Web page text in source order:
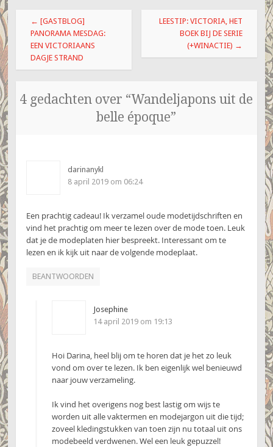
Berichtnavigatie
← [GASTBLOG]
PANORAMA MESDAG:
EEN VICTORIAANS
DAGJE STRAND
LEESTIP: VICTORIA, HET
BOEK BIJ DE SERIE
(+WINACTIE) →
4 gedachten over “Wandeljapons uit de
belle époque”
darinanykl
8 april 2019 om 06:24
Een prachtig cadeau! Ik verzamel oude modetijdschriften en
vind het prachtig om meer te lezen over de mode toen. Leuk
dat je de modeplaten hier bespreekt. Interessant om te
lezen en ik kijk uit naar de volgende modeplaat.
BEANTWOORDEN
Josephine
14 april 2019 om 19:13
Hoi Darina, heel blij om te horen dat je het zo leuk
vond om over te lezen. Ik ben eigenlijk wel benieuwd
naar jouw verzameling.
Ik vind het overigens nog best lastig om wijs te
worden uit alle vaktermen en modejargon uit die tijd;
zoveel kledingstukken van toen zijn nu totaal uit ons
modebeeld verdwenen. Wel een leuk gepuzzel!